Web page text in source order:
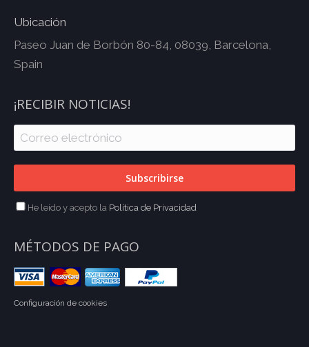
Ubicación
Paseo Juan de Borbón 80-84, 08039, Barcelona,
Spain
¡RECIBIR NOTICIAS!
He leído y acepto la Política de Privacidad
MÉTODOS DE PAGO
Configuración de cookies